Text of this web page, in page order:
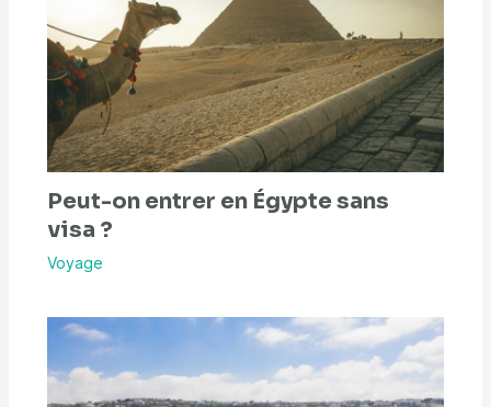
Peut-on entrer en Égypte sans
visa ?
Voyage